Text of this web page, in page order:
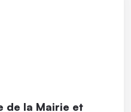
de la Mairie et